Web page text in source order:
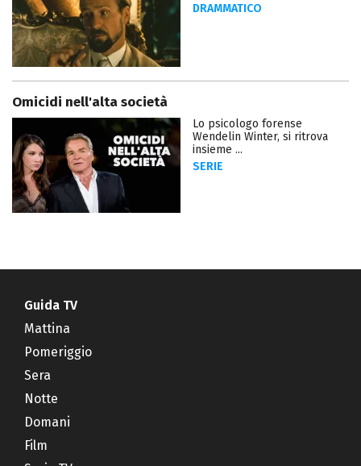
DRAMMATICO
Omicidi nell'alta società
Lo psicologo forense
Wendelin Winter, si ritrova
insieme ...
SERIE
Guida TV
Mattina
Pomeriggio
Sera
Notte
Domani
Film